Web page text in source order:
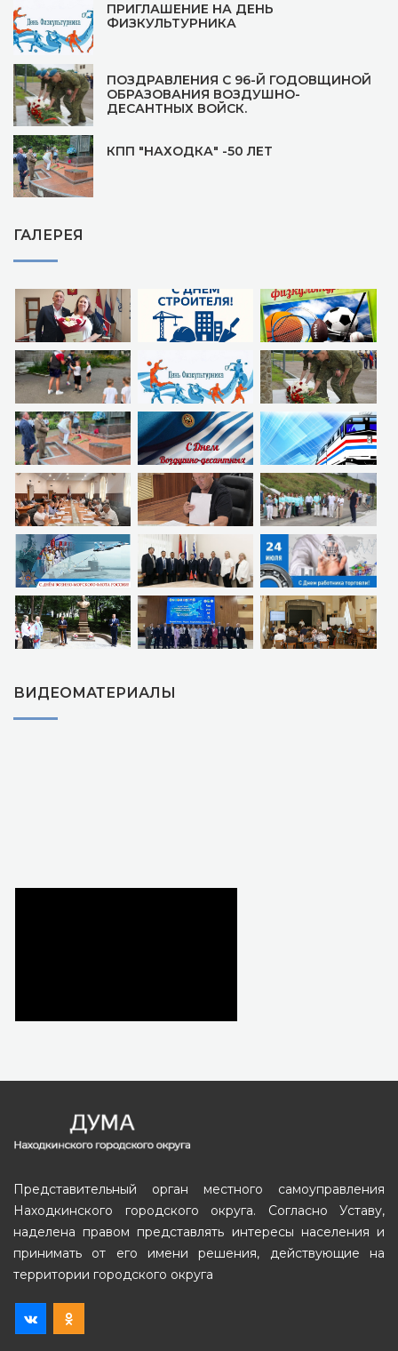
ПРИГЛАШЕНИЕ НА ДЕНЬ
ФИЗКУЛЬТУРНИКА
ПОЗДРАВЛЕНИЯ С 96-Й ГОДОВЩИНОЙ
ОБРАЗОВАНИЯ ВОЗДУШНО-
ДЕСАНТНЫХ ВОЙСК.
КПП "НАХОДКА" -50 ЛЕТ
ГАЛЕРЕЯ
ВИДЕОМАТЕРИАЛЫ
Представительный орган местного самоуправления
Находкинского городского округа. Согласно Уставу,
наделена правом представлять интересы населения и
принимать от его имени решения, действующие на
территории городского округа